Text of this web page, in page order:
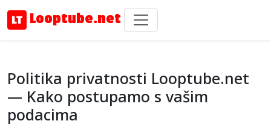
Looptube.net
Politika privatnosti Looptube.net
— Kako postupamo s vašim
podacima